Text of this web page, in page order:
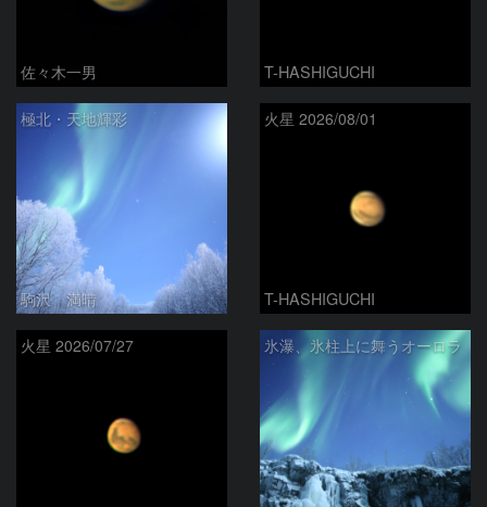
佐々木一男 T-HASHIGUCHI
極北・天地輝彩
駒沢 満晴
火星 2026/08/01
T-HASHIGUCHI
火星 2026/07/27 氷瀑、氷柱上に舞うオーロラ